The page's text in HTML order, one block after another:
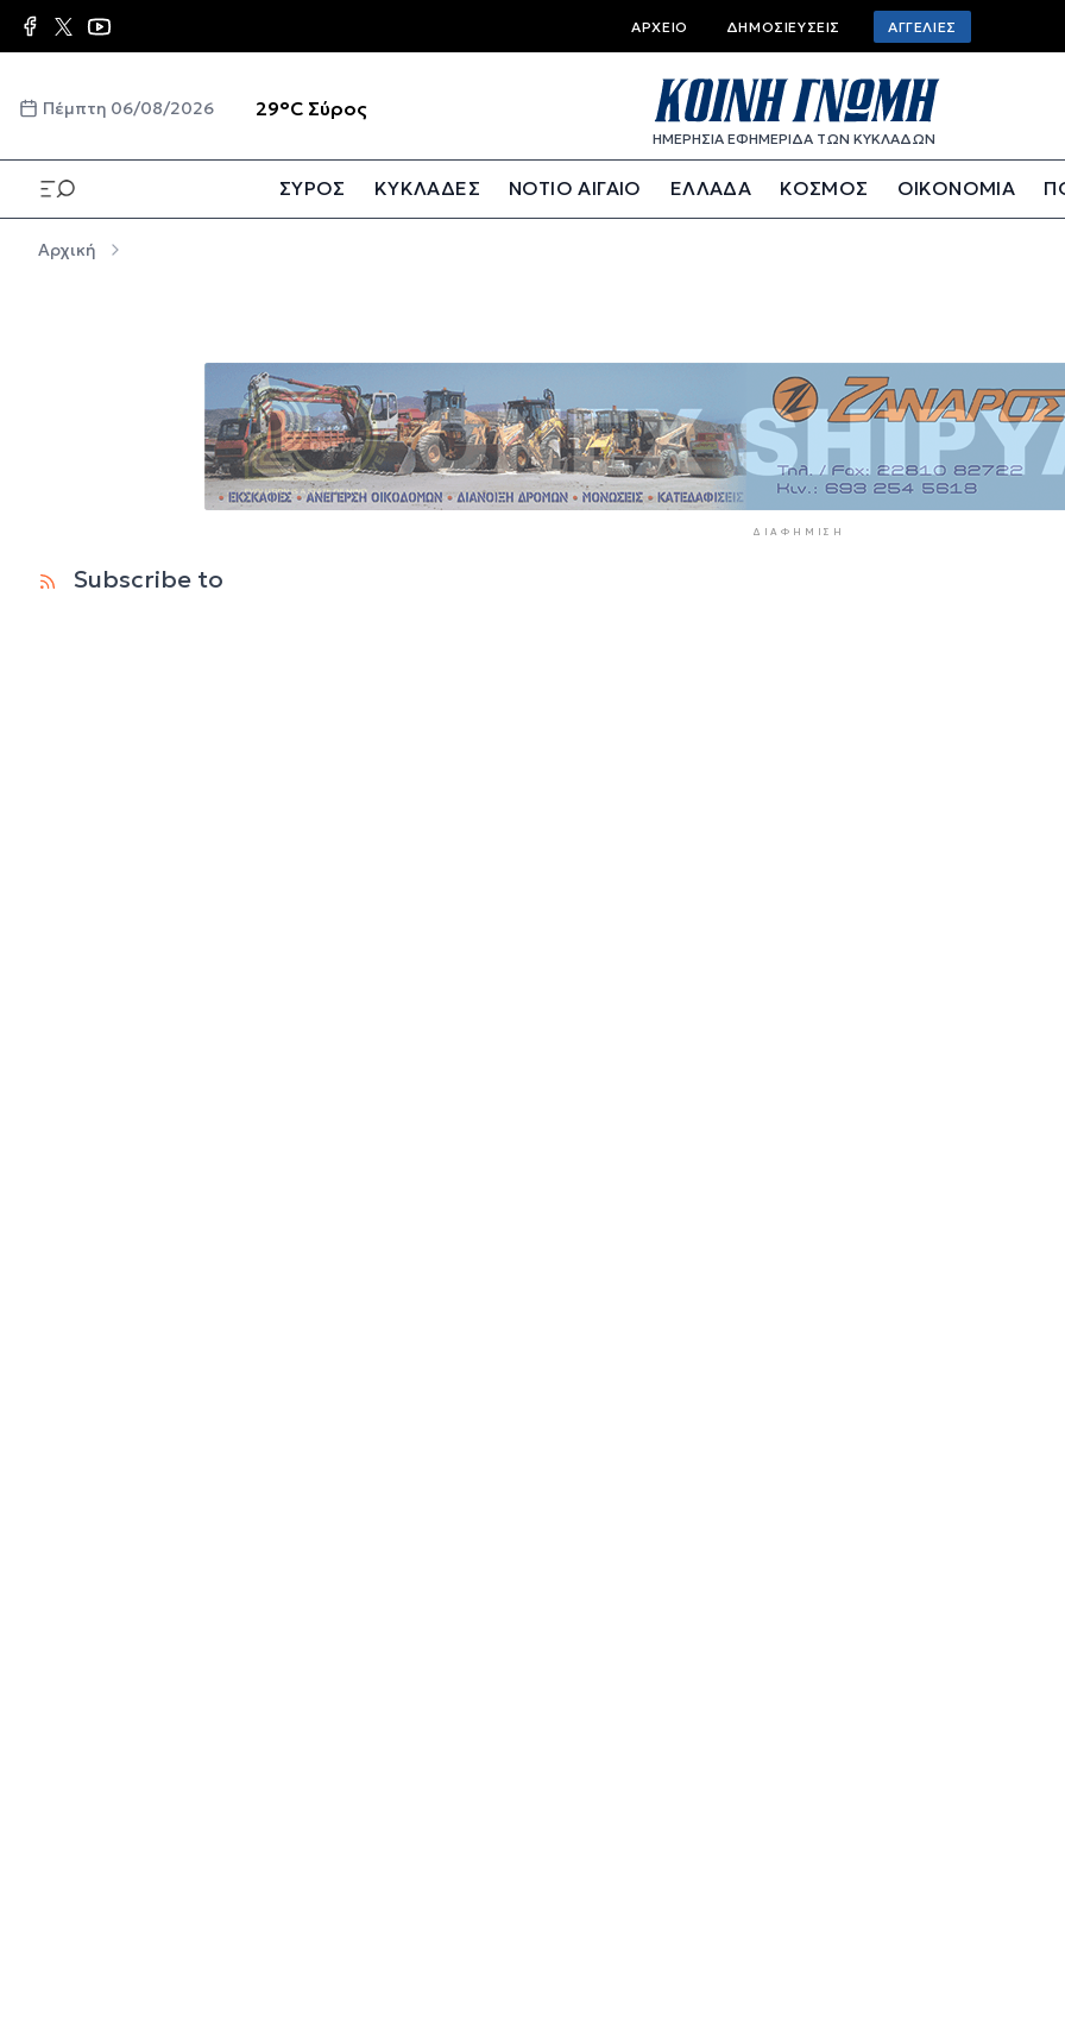
Παράκαμψη προς το κυρίως περιεχόμενο Top bar menu
ΑΡΧΕΊΟ ΔΗΜΟΣΙΕΎΣΕΙΣ ΑΓΓΕΛΊΕΣ
Πέμπτη 06/08/2026 29°C Σύρος
ΗΜΕΡΗΣΙΑ ΕΦΗΜΕΡΙΔΑ ΤΩΝ ΚΥΚΛΑΔΩΝ
ΣΥΡΟΣ ΚΥΚΛΑΔΕΣ ΝΟΤΙΟ ΑΙΓΑΙΟ ΕΛΛΑΔΑ ΚΟΣΜΟΣ ΟΙΚΟΝΟΜΙΑ
Αρχική
ΔΙΑΦΉΜΙΣΗ
Subscribe to